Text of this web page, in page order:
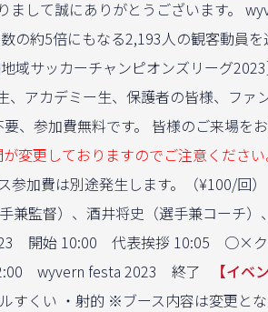
まして誠にありがとうございます。
の約5倍にもなる2,193人の観客動員
域サッカーチャンピオンズリーグ
アカデミー生、保護者の皆様、フ
、参加費無料です。 皆様のご来場を
変更しておりますのでご注意ください
参加費は別途発生します。（¥100/回
兼監督）、酒井将史（選手兼コーチ
開始 10:00 代表挨拶 10:05 ○×
wyvern festa 2023 終了
【イベ
すくい ・射的 ※ブース内容は変更